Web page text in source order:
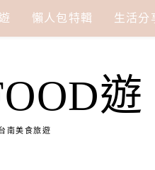
懶人包特輯 生活分
遊
南美食旅遊